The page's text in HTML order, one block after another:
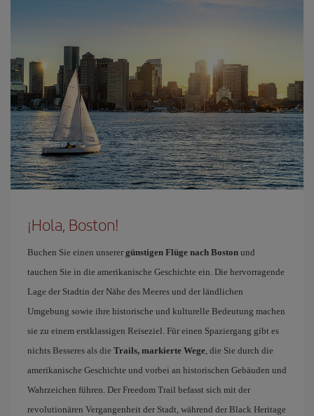
¡Hola, Boston!
Buchen Sie einen unserer günstigen Flüge nach Boston und
tauchen Sie in die amerikanische Geschichte ein. Die hervorragende
Lage der Stadtin der Nähe des Meeres und der ländlichen
Umgebung sowie ihre historische und kulturelle Bedeutung machen
sie zu einem erstklassigen Reiseziel. Für einen Spaziergang gibt es
nichts Besseres als die Trails, markierte Wege , die Sie durch die
amerikanische Geschichte und vorbei an historischen Gebäuden und
Wahrzeichen führen. Der Freedom Trail befasst sich mit der
revolutionären Vergangenheit der Stadt, während der Black Heritage